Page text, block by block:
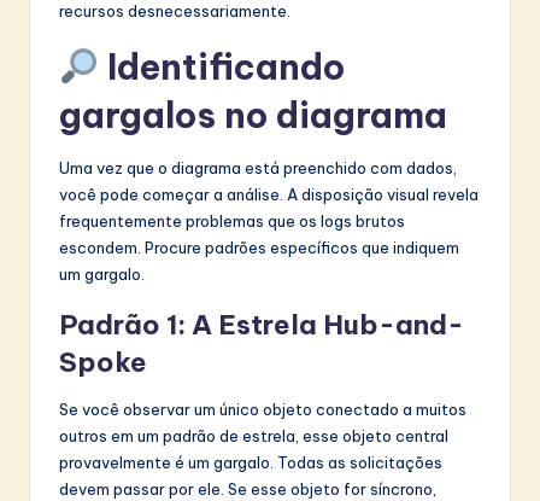
recursos desnecessariamente.
Identificando
gargalos no diagrama
Uma vez que o diagrama está preenchido com dados,
você pode começar a análise. A disposição visual revela
frequentemente problemas que os logs brutos
escondem. Procure padrões específicos que indiquem
um gargalo.
Padrão 1: A Estrela Hub-and-
Spoke
Se você observar um único objeto conectado a muitos
outros em um padrão de estrela, esse objeto central
provavelmente é um gargalo. Todas as solicitações
devem passar por ele. Se esse objeto for síncrono,